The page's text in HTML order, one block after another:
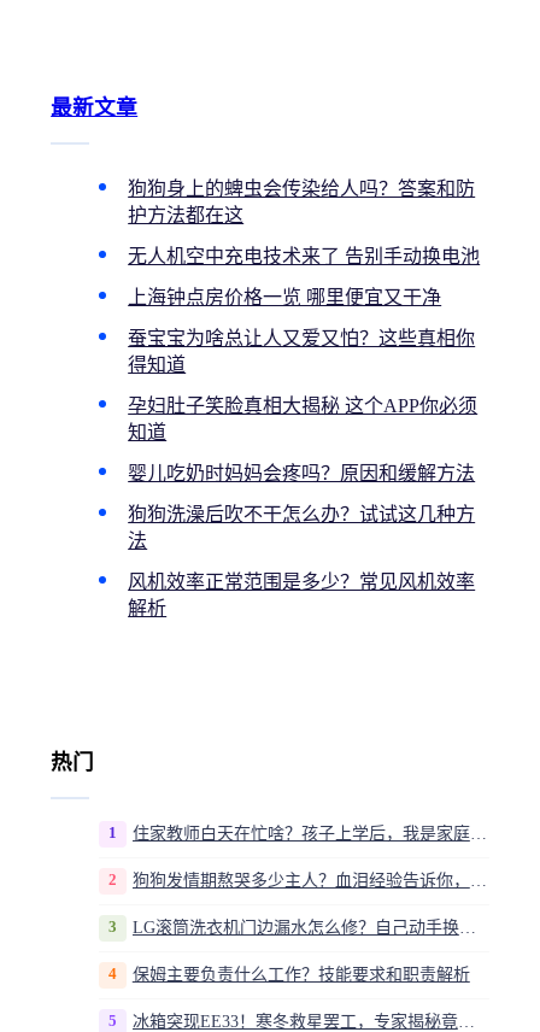
最新文章
狗狗身上的蜱虫会传染给人吗？答案和防
护方法都在这
无人机空中充电技术来了 告别手动换电池
上海钟点房价格一览 哪里便宜又干净
蚕宝宝为啥总让人又爱又怕？这些真相你
得知道
孕妇肚子笑脸真相大揭秘 这个APP你必须
知道
婴儿吃奶时妈妈会疼吗？原因和缓解方法
狗狗洗澡后吹不干怎么办？试试这几种方
法
风机效率正常范围是多少？常见风机效率
解析
热门
1 住家教师白天在忙啥？孩子上学后，我是家庭运营官
2
3 LG滚筒洗衣机门边漏水怎么修？自己动手换密封圈教程视频
4 保姆主要负责什么工作？技能要求和职责解析
5 冰箱突现EE33！寒冬救星罢工，专家揭秘竟是无解故障？